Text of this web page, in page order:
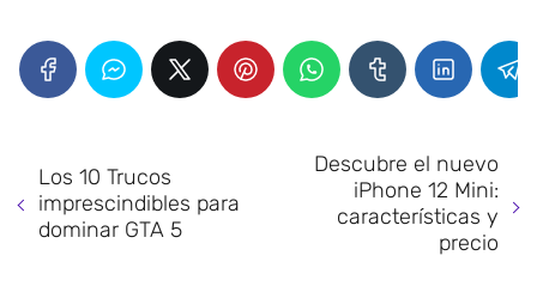
Los 10 Trucos
imprescindibles para
dominar GTA 5
Descubre el nuevo
iPhone 12 Mini:
características y
precio